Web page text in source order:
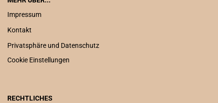
Impressum
Kontakt
Privatsphäre und Datenschutz
Cookie Einstellungen
RECHTLICHES